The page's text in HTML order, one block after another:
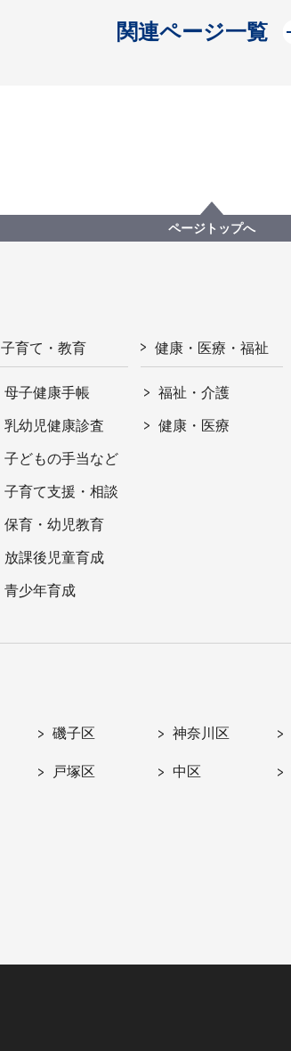
関連ページ一覧
開く
ページトップへ
子育て・教育
母子健康手帳
乳幼児健康診査
子どもの手当など
子育て支援・相談
保育・幼児教育
放課後児童育成
青少年育成
健康・医療・福祉
福祉・介護
健康・医療
磯子区 神奈川区
戸塚区 中区